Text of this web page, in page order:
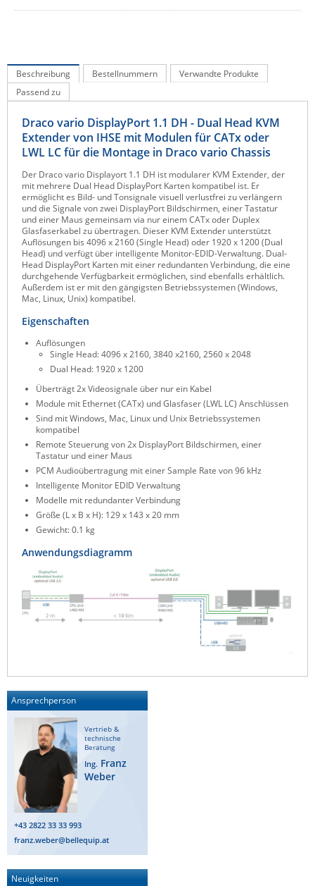
Power Kingdom
Riello UPS
Server Technology
Siretta
SIRIO Antenne
Tactical Software
TEKTELIC
Teltonika
Unwired Networks
Vision
WATTECO
Westermo
Yuasa
ZPE Systems
News zu unseren Herstellern
Beschreibung Bestellnummern
Verwandte Produkte
Passend zu
Draco vario DisplayPort 1.1 DH - Dual Head KVM
Extender von IHSE mit Modulen für CATx oder
LWL LC für die Montage in Draco vario Chassis
Der Draco vario Displayort 1.1 DH ist modularer KVM Extender, der
mit mehrere Dual Head DisplayPort Karten kompatibel ist. Er
ermöglicht es Bild- und Tonsignale visuell verlustfrei zu verlängern
und die Signale von zwei DisplayPort Bildschirmen, einer Tastatur
und einer Maus gemeinsam via nur einem CATx oder Duplex
Glasfaserkabel zu übertragen. Dieser KVM Extender unterstützt
Auflösungen bis 4096 x 2160 (Single Head) oder 1920 x 1200 (Dual
Head) und verfügt über intelligente Monitor-EDID-Verwaltung. Dual-
Head DisplayPort Karten mit einer redundanten Verbindung, die eine
durchgehende Verfügbarkeit ermöglichen, sind ebenfalls erhältlich.
Außerdem ist er mit den gängigsten Betriebssystemen (Windows,
Mac, Linux, Unix) kompatibel.
Eigenschaften
Auflösungen
Single Head: 4096 x 2160, 3840 x2160, 2560 x 2048
Dual Head: 1920 x 1200
Überträgt 2x Videosignale über nur ein Kabel
Module mit Ethernet (CATx) und Glasfaser (LWL LC) Anschlüssen
Sind mit Windows, Mac, Linux und Unix Betriebssystemen
kompatibel
Remote Steuerung von 2x DisplayPort Bildschirmen, einer
Tastatur und einer Maus
PCM Audioübertragung mit einer Sample Rate von 96 kHz
Intelligente Monitor EDID Verwaltung
Modelle mit redundanter Verbindung
Größe (L x B x H): 129 x 143 x 20 mm
Gewicht: 0.1 kg
Anwendungsdiagramm
Ansprechperson
Vertrieb &
technische
Beratung
Ing. Franz
Weber
+43 2822 33 33 993
franz.weber@bellequip.at
Neuigkeiten